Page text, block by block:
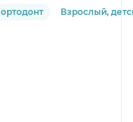
ортодонт Взрослый,